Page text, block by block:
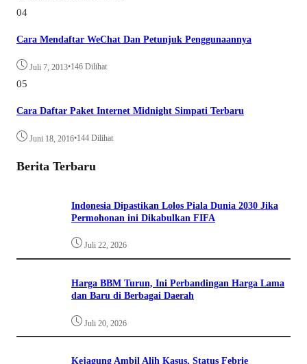
04
Cara Mendaftar WeChat Dan Petunjuk Penggunaannya
Juli 7, 2013•146 Dilihat
05
Cara Daftar Paket Internet Midnight Simpati Terbaru
Juni 18, 2016•144 Dilihat
Berita Terbaru
Indonesia Dipastikan Lolos Piala Dunia 2030 Jika
Permohonan ini Dikabulkan FIFA
Juli 22, 2026
Harga BBM Turun, Ini Perbandingan Harga Lama
dan Baru di Berbagai Daerah
Juli 20, 2026
Kejagung Ambil Alih Kasus, Status Febrie